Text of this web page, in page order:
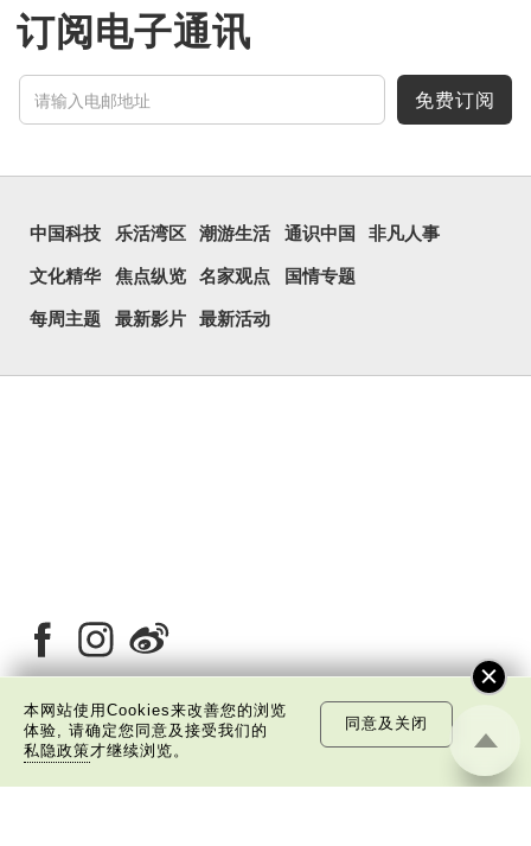
同「喧」，大声呼叫的意
思。
字用法最为普遍。始见于商
代甲骨文，古字形从三口，
表示众多...
订阅电子通讯
免费订阅
中国科技 乐活湾区 潮游生活 通识中国 非凡人事
文化精华 焦点纵览 名家观点 国情专题
每周主题 最新影片 最新活动
关于我们 版权告示 私隐政策声明 免责声明
本网站使用Cookies来改善您的浏览
体验, 请确定您同意及接受我们的
私隐政策才继续浏览。
同意及关闭